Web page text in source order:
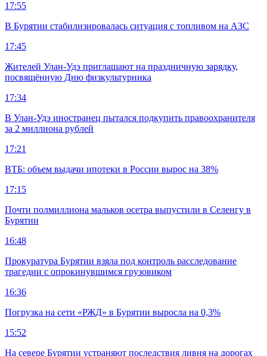
17:55
В Бурятии стабилизировалась ситуация с топливом на АЗС
17:45
Жителей Улан-Удэ приглашают на праздничную зарядку,
посвящённую Дню физкультурника
17:34
В Улан-Удэ иностранец пытался подкупить правоохранителя
за 2 миллиона рублей
17:21
ВТБ: объем выдачи ипотеки в России вырос на 38%
17:15
Почти полмиллиона мальков осетра выпустили в Селенгу в
Бурятии
16:48
Прокуратура Бурятии взяла под контроль расследование
трагедии с опрокинувшимся грузовиком
16:36
Погрузка на сети «РЖД» в Бурятии выросла на 0,3%
15:52
На севере Бурятии устраняют последствия ливня на дорогах